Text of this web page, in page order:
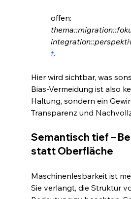
offen:
t.
Hier wird sichtbar, was
Bias-Vermeidung ist also
Haltung, sondern ein
Transparenz und
Semantisch tief –
statt Oberfläche
Maschinenlesbarkeit ist
Sie verlangt, die Struktur